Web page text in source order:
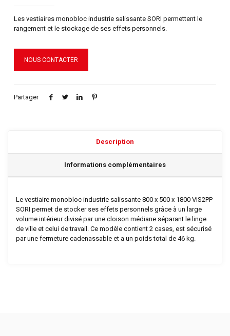
Les vestiaires monobloc industrie salissante SORI permettent le
rangement et le stockage de ses effets personnels.
NOUS CONTACTER
Partager
Description
Informations complémentaires
Le vestiaire monobloc industrie salissante 800 x 500 x 1800 VIS2PP
SORI permet de stocker ses effets personnels grâce à un large
volume intérieur divisé par une cloison médiane séparant le linge
de ville et celui de travail. Ce modèle contient 2 cases, est sécurisé
par une fermeture cadenassable et a un poids total de 46 kg.